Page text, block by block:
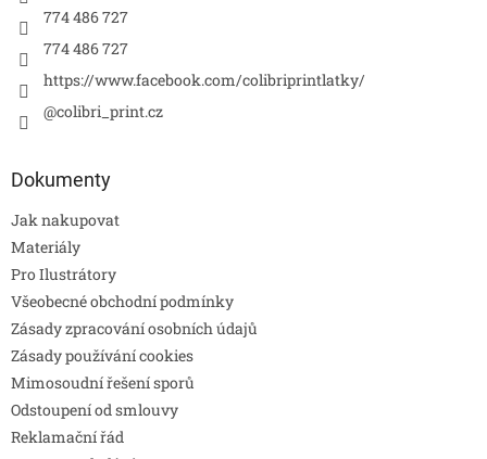
774 486 727
774 486 727
https://www.facebook.com/colibriprintlatky/
@colibri_print.cz
Dokumenty
Jak nakupovat
Materiály
Pro Ilustrátory
Všeobecné obchodní podmínky
Zásady zpracování osobních údajů
Zásady používání cookies
Mimosoudní řešení sporů
Odstoupení od smlouvy
Reklamační řád